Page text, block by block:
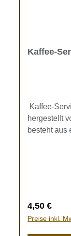
Kaffee-
Kaffee-
hergestellt
besteht aus
Regulärer
4,50 €
Preise inkl.